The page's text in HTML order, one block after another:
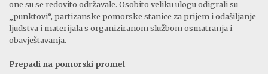
one su se redovito održavale. Osobito veliku ulogu odigrali su
„punktovi“, partizanske pomorske stanice za prijem i odašiljanje
ljudstva i materijala s organiziranom službom osmatranja i
obavještavanja.
Prepadi na pomorski promet